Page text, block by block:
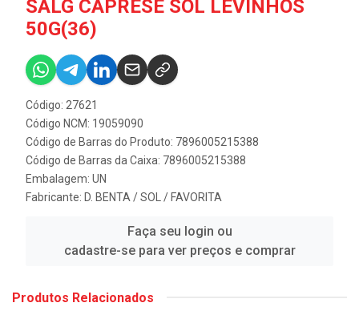
SALG CAPRESE SOL LEVINHOS
50G(36)
Código: 27621
Código NCM: 19059090
Código de Barras do Produto: 7896005215388
Código de Barras da Caixa: 7896005215388
Embalagem: UN
Fabricante: D. BENTA / SOL / FAVORITA
Faça seu login ou
cadastre-se para ver preços e comprar
Produtos Relacionados